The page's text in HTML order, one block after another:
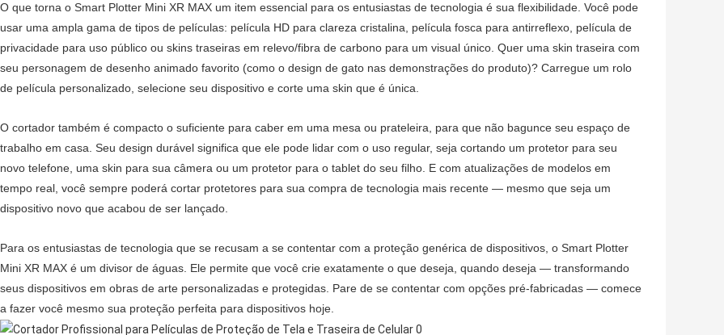
O que torna o Smart Plotter Mini XR MAX um item essencial para os entusiastas de tecnologia é sua flexibilidade. Você pode
usar uma ampla gama de tipos de películas: película HD para clareza cristalina, película fosca para antirreflexo, película de
privacidade para uso público ou skins traseiras em relevo/fibra de carbono para um visual único. Quer uma skin traseira com
seu personagem de desenho animado favorito (como o design de gato nas demonstrações do produto)? Carregue um rolo
de película personalizado, selecione seu dispositivo e corte uma skin que é única.
O cortador também é compacto o suficiente para caber em uma mesa ou prateleira, para que não bagunce seu espaço de
trabalho em casa. Seu design durável significa que ele pode lidar com o uso regular, seja cortando um protetor para seu
novo telefone, uma skin para sua câmera ou um protetor para o tablet do seu filho. E com atualizações de modelos em
tempo real, você sempre poderá cortar protetores para sua compra de tecnologia mais recente — mesmo que seja um
dispositivo novo que acabou de ser lançado.
Para os entusiastas de tecnologia que se recusam a se contentar com a proteção genérica de dispositivos, o Smart Plotter
Mini XR MAX é um divisor de águas. Ele permite que você crie exatamente o que deseja, quando deseja — transformando
seus dispositivos em obras de arte personalizadas e protegidas. Pare de se contentar com opções pré-fabricadas — comece
a fazer você mesmo sua proteção perfeita para dispositivos hoje.